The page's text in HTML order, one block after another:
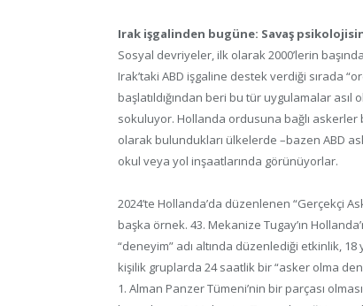
Irak işgalinden bugüne: Savaş
Sosyal devriyeler, ilk olarak 2000’lerin
Irak’taki ABD işgaline destek verdiği sırada
başlatıldığından beri bu tür uygulamalar asıl
sokuluyor. Hollanda ordusuna bağlı askerler
olarak bulundukları ülkelerde –bazen ABD
okul veya yol inşaatlarında görünüyorlar.
2024’te Hollanda’da düzenlenen “Gerçekçi
başka örnek. 43. Mekanize Tugay’ın
“deneyim” adı altında düzenlediği etkinlik,
kişilik gruplarda 24 saatlik bir “asker olma
1. Alman Panzer Tümeni’nin bir parçası